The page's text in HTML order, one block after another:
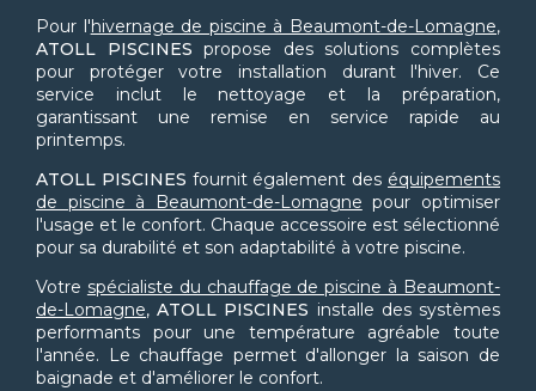
Pour l'hivernage de piscine à Beaumont-de-Lomagne,
ATOLL PISCINES propose des solutions complètes
pour protéger votre installation durant l'hiver. Ce
service inclut le nettoyage et la préparation,
garantissant une remise en service rapide au
printemps.
ATOLL PISCINES fournit également des équipements
de piscine à Beaumont-de-Lomagne pour optimiser
l'usage et le confort. Chaque accessoire est sélectionné
pour sa durabilité et son adaptabilité à votre piscine.
Votre spécialiste du chauffage de piscine à Beaumont-
de-Lomagne,ATOLL PISCINES installe des systèmes
performants pour une température agréable toute
l'année. Le chauffage permet d'allonger la saison de
baignade et d'améliorer le confort.